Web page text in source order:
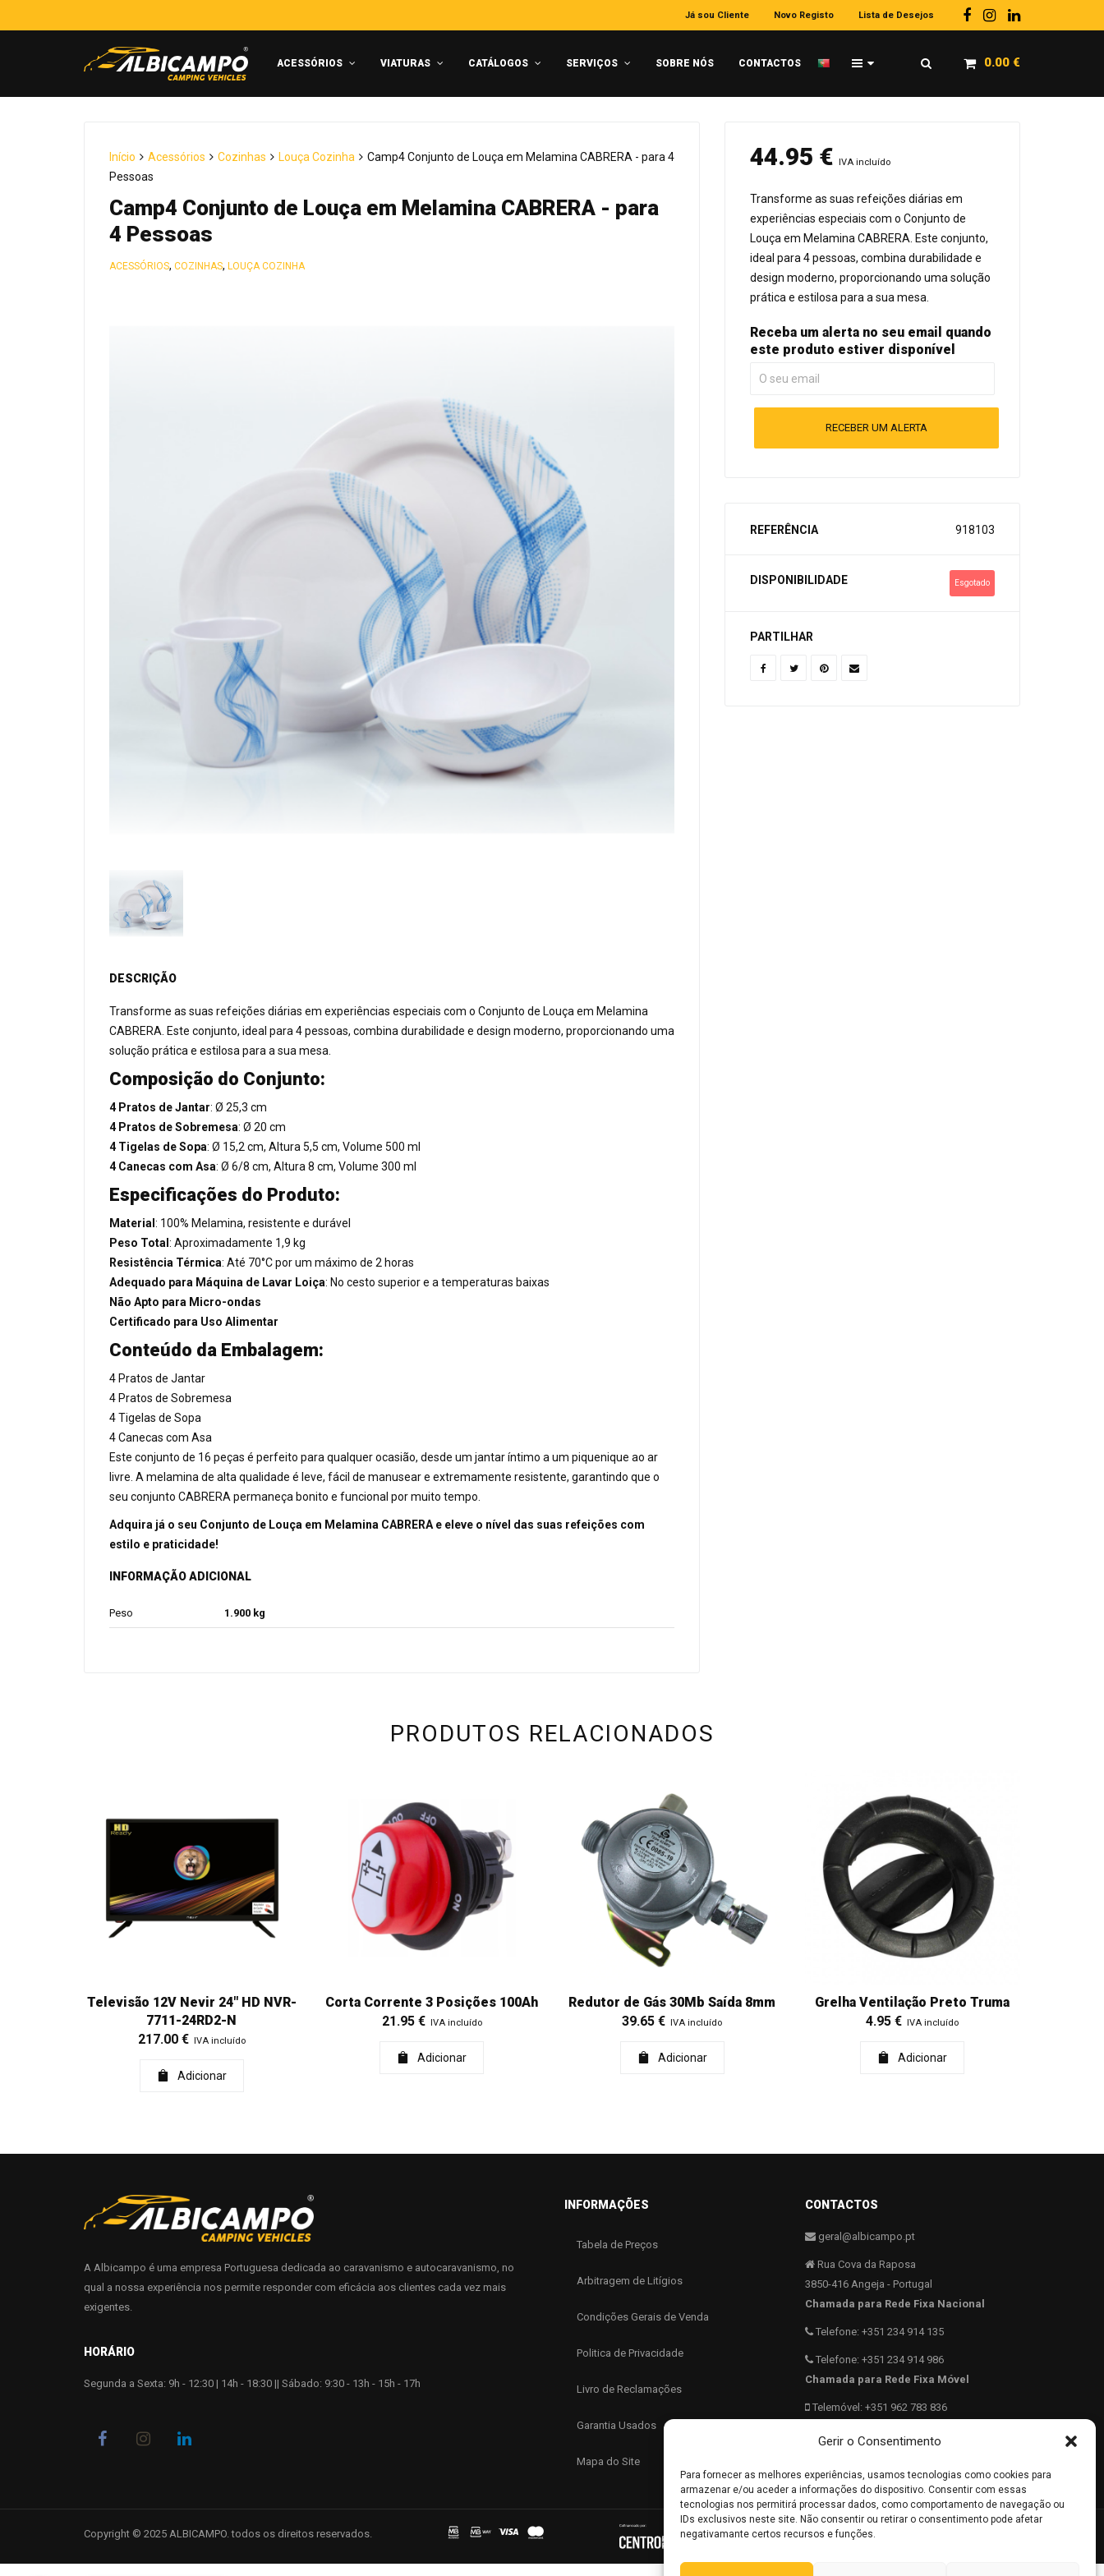
Gerir o Consentimento
Para fornecer as melhores experiências, usamos tecnologias como cookies para
armazenar e/ou aceder a informações do dispositivo. Consentir com essas
tecnologias nos permitirá processar dados, como comportamento de navegação ou
IDs exclusivos neste site. Não consentir ou retirar o consentimento pode afetar
negativamante certos recursos e funções.
Já sou Cliente Novo Registo Lista de Desejos
ACESSÓRIOS VIATURAS CATÁLOGOS SERVIÇOS SOBRE NÓS CONTACTOS 0.00 €
Início Acessórios Cozinhas Louça Cozinha
Camp4 Conjunto de Louça em Melamina CABRERA - para 4
Pessoas
Camp4 Conjunto de Louça em Melamina CABRERA - para
4 Pessoas
ACESSÓRIOS, COZINHAS, LOUÇA COZINHA
DESCRIÇÃO
Transforme as suas refeições diárias em experiências especiais com o Conjunto de Louça em Melamina
CABRERA. Este conjunto, ideal para 4 pessoas, combina durabilidade e design moderno, proporcionando uma
solução prática e estilosa para a sua mesa.
Composição do Conjunto:
4 Pratos de Jantar: Ø 25,3 cm
4 Pratos de Sobremesa: Ø 20 cm
4 Tigelas de Sopa: Ø 15,2 cm, Altura 5,5 cm, Volume 500 ml
4 Canecas com Asa: Ø 6/8 cm, Altura 8 cm, Volume 300 ml
Especificações do Produto:
Material : 100% Melamina, resistente e durável
Peso Total : Aproximadamente 1,9 kg
Resistência Térmica: Até 70°C por um máximo de 2 horas
Adequado para Máquina de Lavar Loiça: No cesto superior e a temperaturas baixas
Não Apto para Micro-ondas
Certificado para Uso Alimentar
Conteúdo da Embalagem:
4 Pratos de Jantar
4 Pratos de Sobremesa
4 Tigelas de Sopa
4 Canecas com Asa
Este conjunto de 16 peças é perfeito para qualquer ocasião, desde um jantar íntimo a um piquenique ao ar
livre. A melamina de alta qualidade é leve, fácil de manusear e extremamente resistente, garantindo que o
seu conjunto CABRERA permaneça bonito e funcional por muito tempo.
Adquira já o seu Conjunto de Louça em Melamina CABRERA e eleve o nível das suas refeições com
estilo e praticidade!
INFORMAÇÃO ADICIONAL
Peso 1.900 kg
44.95 € IVA incluído
Transforme as suas refeições diárias em
experiências especiais com o Conjunto de
Louça em Melamina CABRERA. Este conjunto,
ideal para 4 pessoas, combina durabilidade e
design moderno, proporcionando uma solução
prática e estilosa para a sua mesa.
Receba um alerta no seu email quando
este produto estiver disponível
RECEBER UM ALERTA
REFERÊNCIA 918103
DISPONIBILIDADE Esgotado
PARTILHAR
PRODUTOS RELACIONADOS
Televisão 12V Nevir 24" HD NVR-
7711-24RD2-N
217.00 € IVA incluído
Adicionar
Corta Corrente 3 Posições 100Ah
21.95 € IVA incluído
Adicionar
Redutor de Gás 30Mb Saída 8mm
39.65€ IVA incluído
Adicionar
Grelha Ventilação Preto Truma
4.95€ IVA incluído
Adicionar
A Albicampo é uma empresa Portuguesa dedicada ao caravanismo e autocaravanismo, no
qual a nossa experiência nos permite responder com eficácia aos clientes cada vez mais
exigentes.
HORÁRIO
Segunda a Sexta: 9h - 12:30 | 14h - 18:30 || Sábado: 9:30 - 13h - 15h - 17h
INFORMAÇÕES
Tabela de Preços
Arbitragem de Litígios
Condições Gerais de Venda
Politica de Privacidade
Livro de Reclamações
Garantia Usados
Mapa do Site
CONTACTOS
geral@albicampo.pt
Rua Cova da Raposa
3850-416 Angeja - Portugal
Chamada para Rede Fixa Nacional
Telefone: +351 234 914 135
Telefone: +351 234 914 986
Chamada para Rede Fixa Móvel
Telemóvel: +351 962 783 836
40.689831 N -8.5569817 W
962 783 836
Copyright © 2025 ALBICAMPO. todos os direitos reservados.